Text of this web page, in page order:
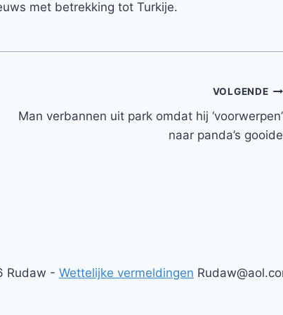
met betrekking tot Turkije.
VOLGENDE
Man verbannen uit park omdat hij ‘voorwerpen’
naar panda’s gooide
Rudaw - Wettelijke vermeldingen